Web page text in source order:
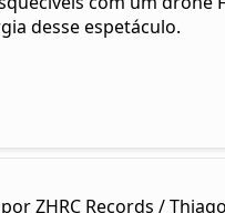
desse espetáculo.
ZHRC Records /